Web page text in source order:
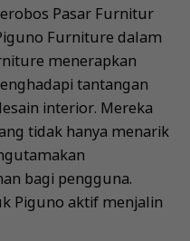
Pasar Furnitur
Furniture dalam
menerapkan
tantangan
interior. Mereka
tidak hanya menarik
bagi pengguna.
Piguno aktif menjalin